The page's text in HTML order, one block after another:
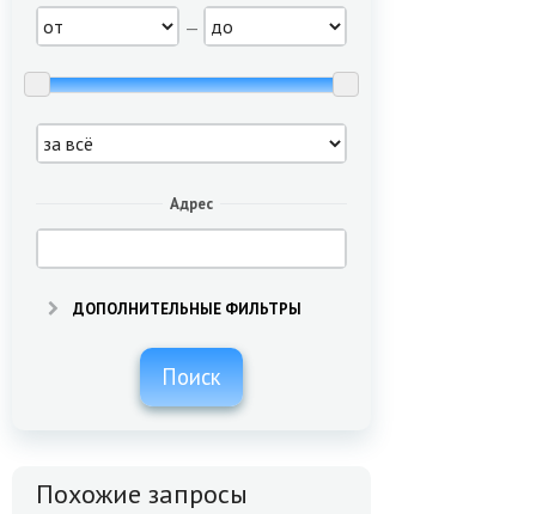
—
Адрес
ДОПОЛНИТЕЛЬНЫЕ ФИЛЬТРЫ
Поиск
Похожие запросы